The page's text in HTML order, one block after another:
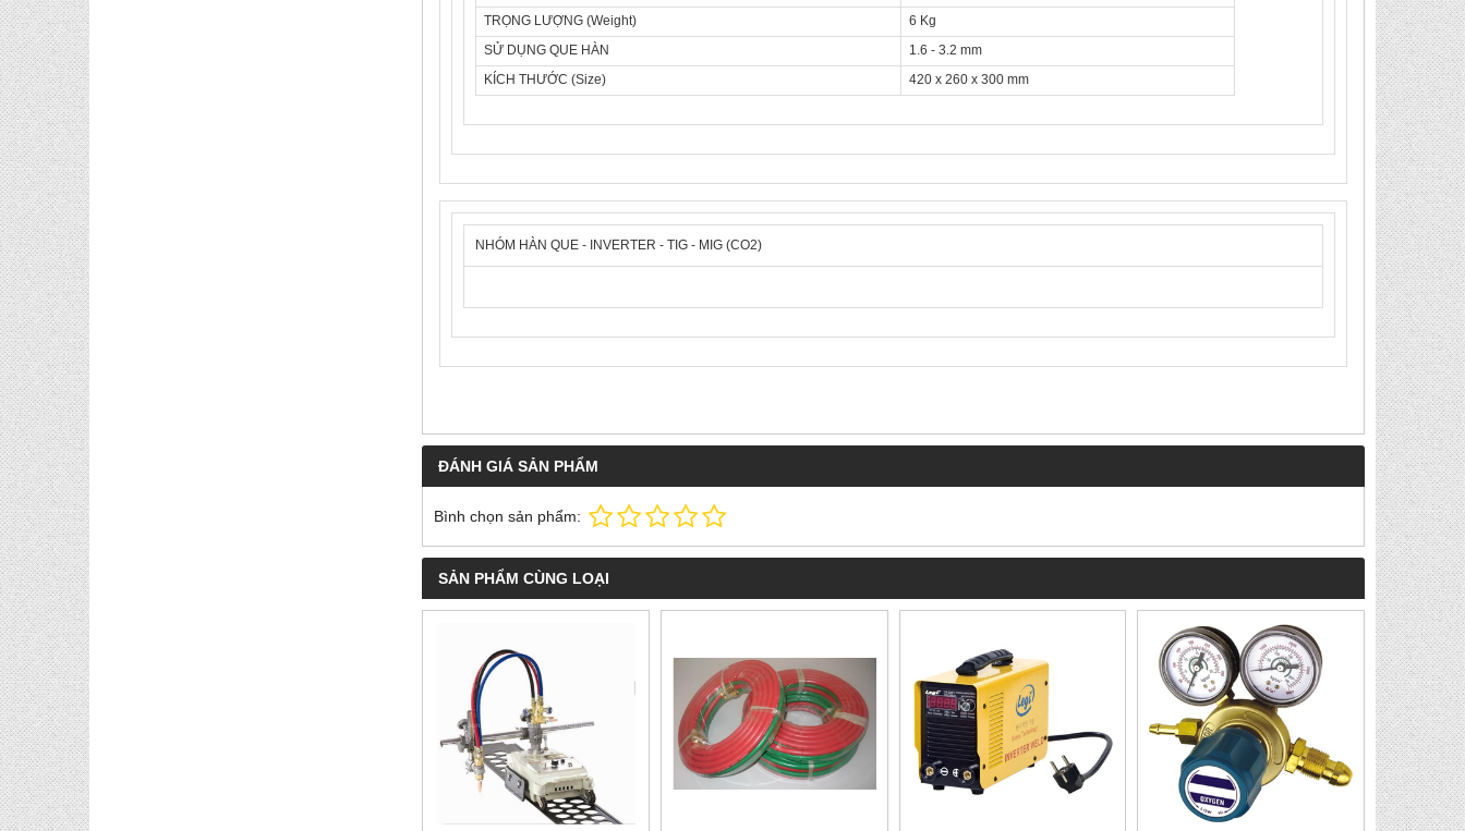
TRỌNG LƯỢNG (Weight)
6 Kg
SỬ DỤNG QUE HÀN
1.6 - 3.2 mm
KÍCH THƯỚC (Size)
420 x 260 x 300 mm
NHÓM HÀN QUE - INVERTER - TIG - MIG (CO2)
ĐÁNH GIÁ SẢN PHẨM
Bình chọn sản phẩm:
SẢN PHẨM CÙNG LOẠI